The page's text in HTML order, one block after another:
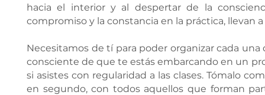
hacia el interior y al despertar de la
compromiso y la constancia en la práctica, llevan
Necesitamos de tí para poder organizar cada
consciente de que te estás embarcando en un
si asistes con regularidad a las clases. Tómalo
en segundo, con todos aquellos que forman